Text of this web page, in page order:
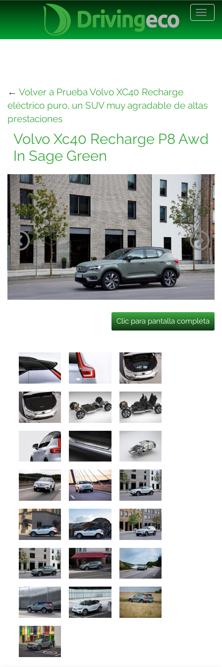
← Volver a Prueba Volvo XC40 Recharge
eléctrico puro, un SUV muy agradable de altas
prestaciones
Volvo Xc40 Recharge P8 Awd
In Sage Green
Clic para pantalla completa